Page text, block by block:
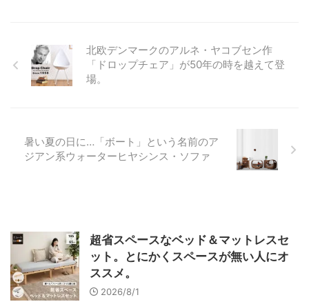
北欧デンマークのアルネ・ヤコブセン作
「ドロップチェア」が50年の時を越えて登
場。
暑い夏の日に…「ボート」という名前のア
ジアン系ウォーターヒヤシンス・ソファ
超省スペースなベッド＆マットレスセ
ット。とにかくスペースが無い人にオ
ススメ。
2026/8/1